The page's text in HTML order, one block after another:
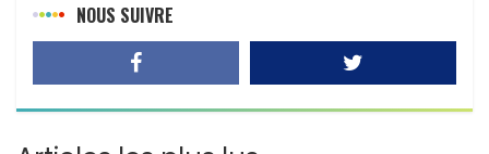
NOUS SUIVRE